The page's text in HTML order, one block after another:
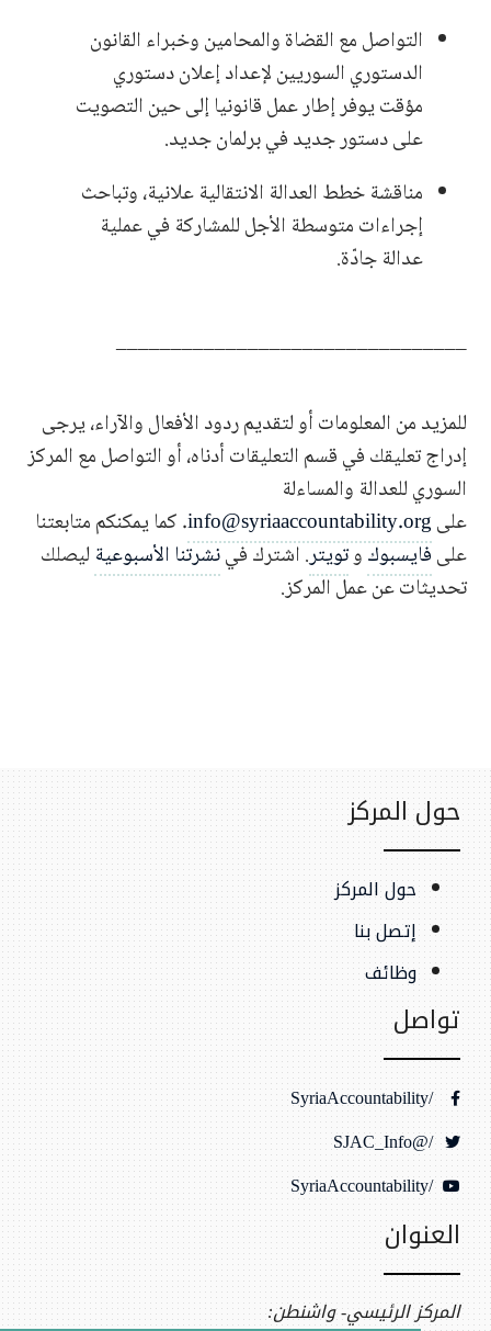
التواصل مع القضاة والمحامين وخبراء القانون
الدستوري السوريين لإعداد إعلان دستوري
مؤقت يوفر إطار عمل قانونيا إلى حين التصويت
على دستور جديد في برلمان جديد.
مناقشة خطط العدالة الانتقالية علانية، وتباحث
إجراءات متوسطة الأجل للمشاركة في عملية
عدالة جادّة.
________________________________
للمزيد من المعلومات أو لتقديم ردود الأفعال والآراء، يرجى
إدراج تعليقك في قسم التعليقات أدناه، أو التواصل مع المركز
السوري للعدالة والمساءلة
علىinfo@syriaaccountability.org. كما يمكنكم متابعتنا
علىفايسبوكوتويتر. اشترك فينشرتنا الأسبوعية ليصلك
تحديثات عن عمل المركز.
حول المركز
حول المركز
إتصل بنا
وظائف
تواصل
/SyriaAccountability
/@SJAC_Info
/SyriaAccountability
العنوان
المركز الرئيسي- واشنطن: